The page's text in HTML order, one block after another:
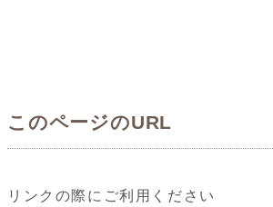
このページのURL
リンクの際にご利用ください